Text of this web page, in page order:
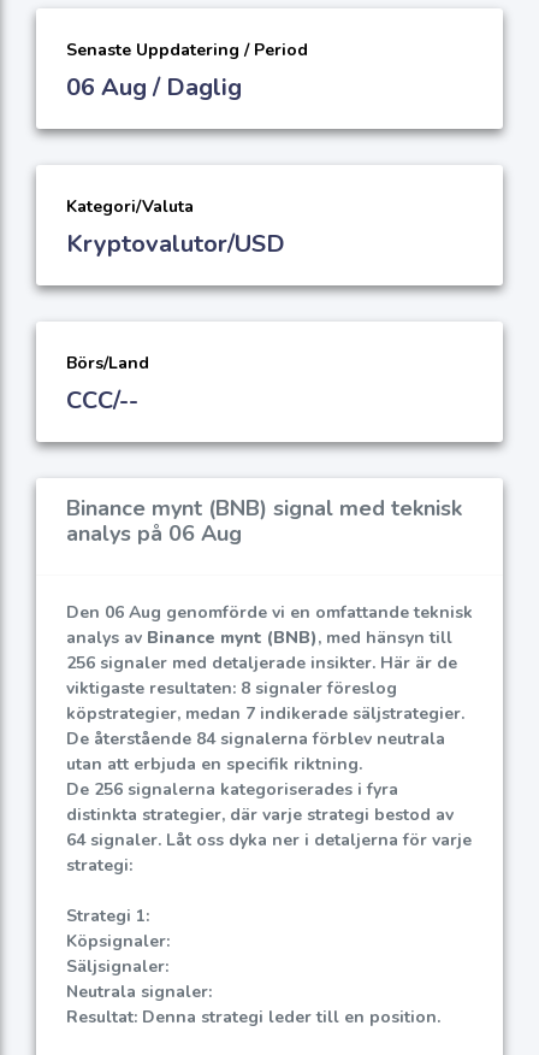
Senaste Uppdatering / Period
06 Aug / Daglig
Kategori/Valuta
Kryptovalutor/USD
Börs/Land
CCC/--
Binance mynt (BNB) signal med teknisk
analys på 06 Aug
Den 06 Aug genomförde vi en omfattande teknisk
analys av Binance mynt (BNB), med hänsyn till
256 signaler med detaljerade insikter. Här är de
viktigaste resultaten: 8 signaler föreslog
köpstrategier, medan 7 indikerade säljstrategier.
De återstående 84 signalerna förblev neutrala
utan att erbjuda en specifik riktning.
De 256 signalerna kategoriserades i fyra
distinkta strategier, där varje strategi bestod av
64 signaler. Låt oss dyka ner i detaljerna för varje
strategi:
Strategi 1:
Köpsignaler:
Säljsignaler:
Neutrala signaler:
Resultat: Denna strategi leder till en position.